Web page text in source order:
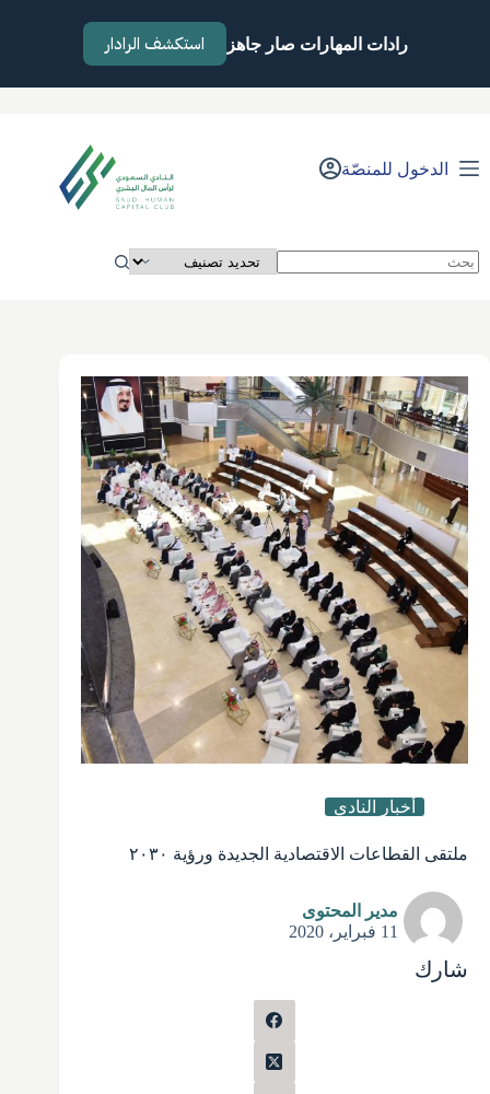
رادات المهارات صار جاهز استكشف الرادار
الدخول للمنصّة
أخبار النادي
ملتقى القطاعات الاقتصادية الجديدة ورؤية ٢٠٣٠
مدير المحتوى
11 فبراير، 2020
شارك